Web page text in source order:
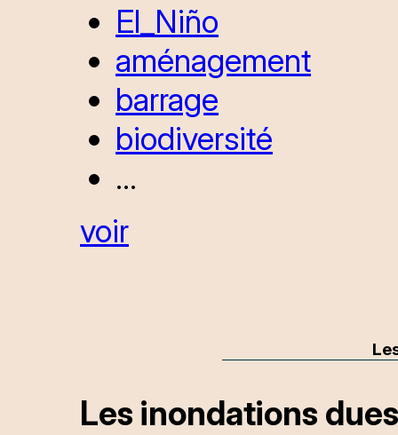
El_Niño
aménagement
barrage
biodiversité
...
voir
Les inondations